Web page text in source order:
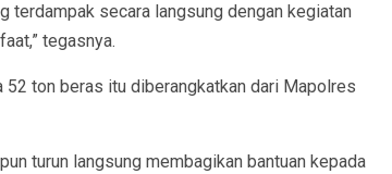
terdampak secara langsung dengan kegiatan
tegasnya.
52 ton beras itu diberangkatkan dari Mapolres
turun langsung membagikan bantuan kepada